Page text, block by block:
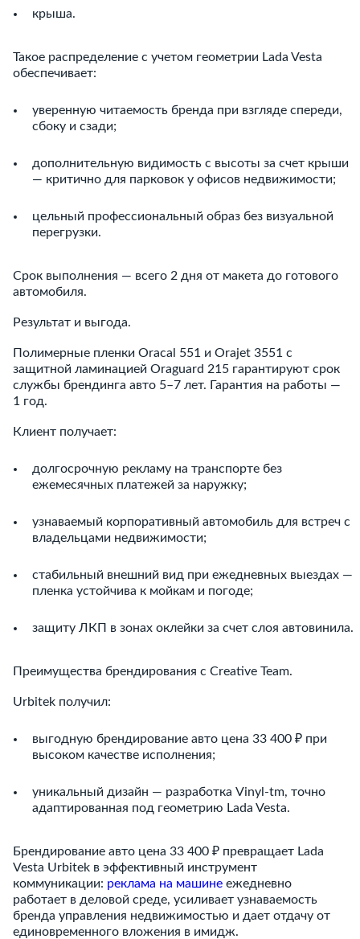
крыша.
Такое распределение с учетом геометрии Lada Vesta
обеспечивает:
уверенную читаемость бренда при взгляде спереди,
сбоку и сзади;
дополнительную видимость с высоты за счет крыши
— критично для парковок у офисов недвижимости;
цельный профессиональный образ без визуальной
перегрузки.
Срок выполнения — всего 2 дня от макета до готового
автомобиля.
Результат и выгода.
Полимерные пленки Oracal 551 и Orajet 3551 с
защитной ламинацией Oraguard 215 гарантируют срок
службы брендинга авто 5–7 лет. Гарантия на работы —
1 год.
Клиент получает:
долгосрочную рекламу на транспорте без
ежемесячных платежей за наружку;
узнаваемый корпоративный автомобиль для встреч с
владельцами недвижимости;
стабильный внешний вид при ежедневных выездах —
пленка устойчива к мойкам и погоде;
защиту ЛКП в зонах оклейки за счет слоя автовинила.
Преимущества брендирования с Creative Team.
Urbitek получил:
выгодную брендирование авто цена 33 400 ₽ при
высоком качестве исполнения;
уникальный дизайн — разработка Vinyl-tm, точно
адаптированная под геометрию Lada Vesta.
Брендирование авто цена 33 400 ₽ превращает Lada
Vesta Urbitek в эффективный инструмент
коммуникации: реклама на машине ежедневно
работает в деловой среде, усиливает узнаваемость
бренда управления недвижимостью и дает отдачу от
единовременного вложения в имидж.